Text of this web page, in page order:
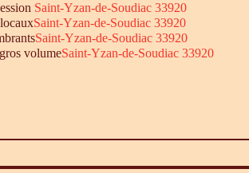
Saint-Yzan-de-Soudiac 33920
Saint-Yzan-de-Soudiac 33920
Saint-Yzan-de-Soudiac 33920
volumeSaint-Yzan-de-Soudiac 33920